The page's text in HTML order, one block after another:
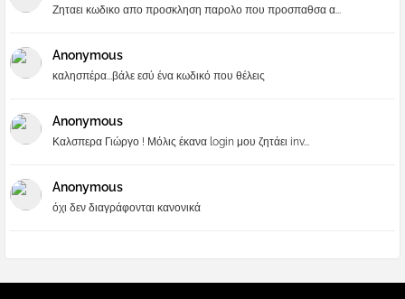
Ζηταει κωδικο απο προσκληση παρολο που προσπαθσα α...
Anonymous
καλησπέρα...βάλε εσύ ένα κωδικό που θέλεις
Anonymous
Καλσπερα Γιώργο ! Μόλις έκανα login μου ζητάει inv...
Anonymous
όχι δεν διαγράφονται κανονικά